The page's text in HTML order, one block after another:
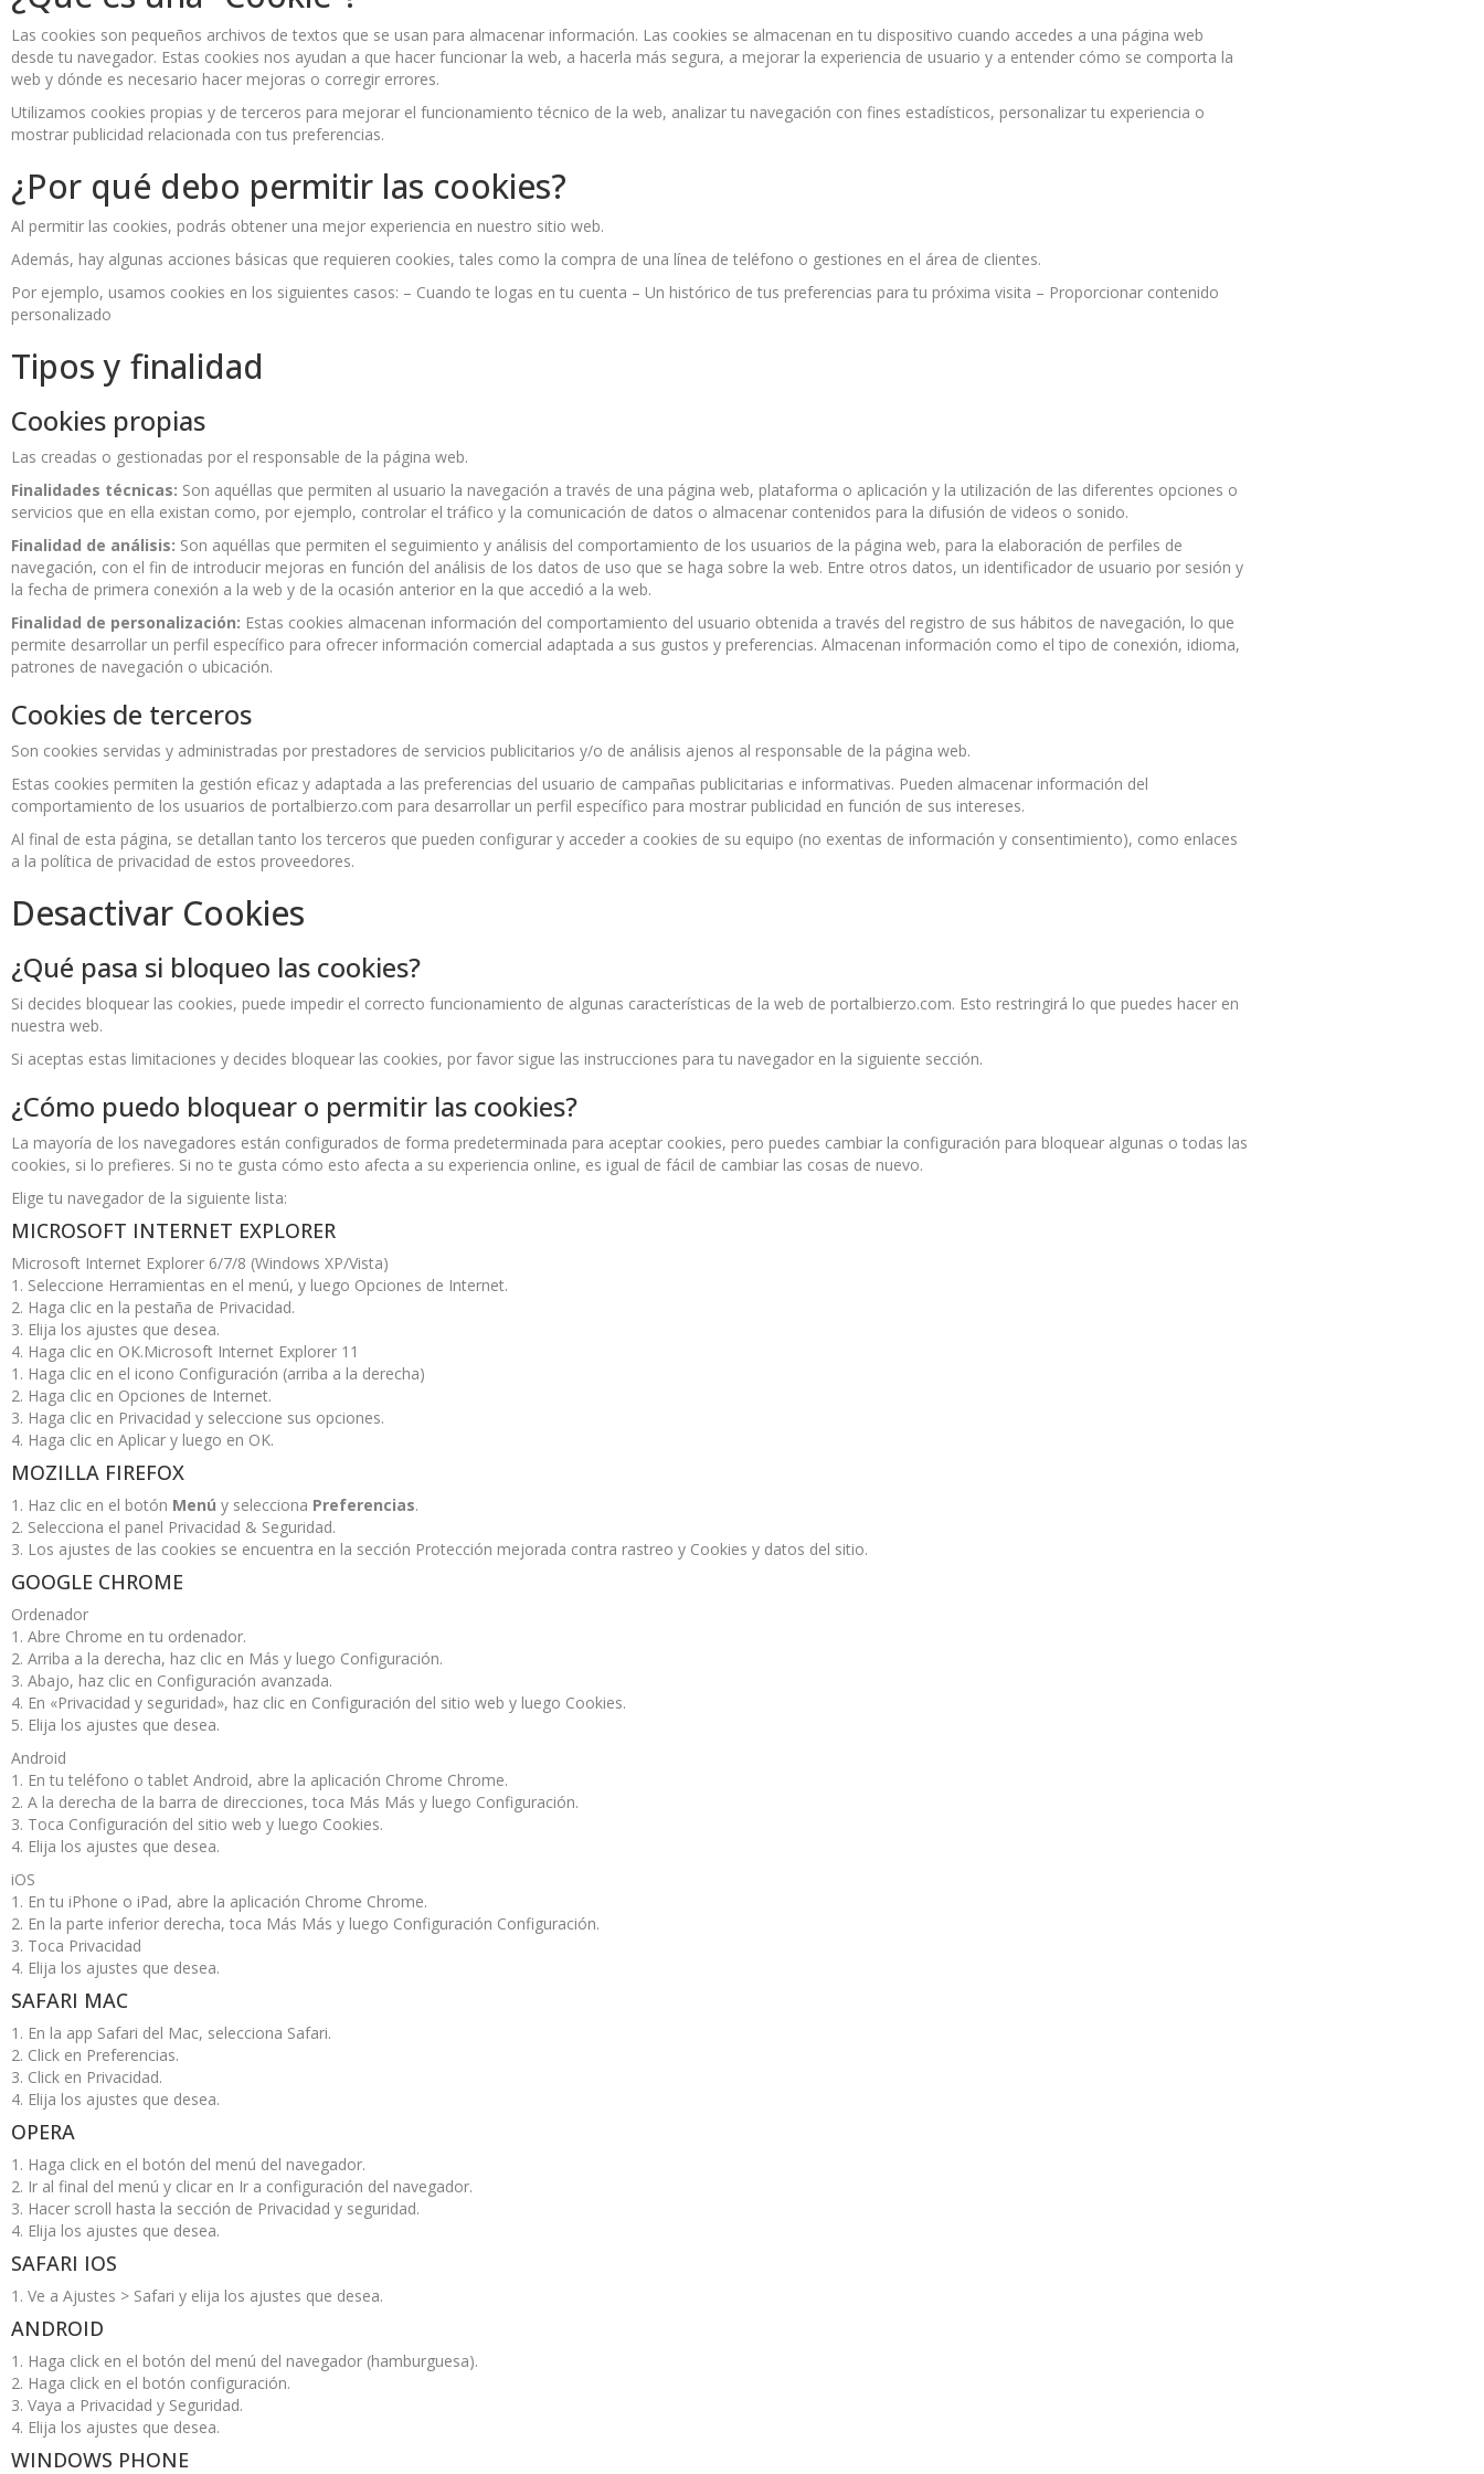
Las cookies son pequeños archivos de textos que se usan para almacenar información. Las cookies se almacenan en tu dispositivo cuando accedes a una página web
desde tu navegador. Estas cookies nos ayudan a que hacer funcionar la web, a hacerla más segura, a mejorar la experiencia de usuario y a entender cómo se comporta la
web y dónde es necesario hacer mejoras o corregir errores.
Utilizamos cookies propias y de terceros para mejorar el funcionamiento técnico de la web, analizar tu navegación con fines estadísticos, personalizar tu experiencia o
mostrar publicidad relacionada con tus preferencias.
¿Por qué debo permitir las cookies?
Al permitir las cookies, podrás obtener una mejor experiencia en nuestro sitio web.
Además, hay algunas acciones básicas que requieren cookies, tales como la compra de una línea de teléfono o gestiones en el área de clientes.
Por ejemplo, usamos cookies en los siguientes casos: – Cuando te logas en tu cuenta – Un histórico de tus preferencias para tu próxima visita – Proporcionar contenido
personalizado
Tipos y finalidad
Cookies propias
Las creadas o gestionadas por el responsable de la página web.
Finalidades técnicas: Son aquéllas que permiten al usuario la navegación a través de una página web, plataforma o aplicación y la utilización de las diferentes opciones o
servicios que en ella existan como, por ejemplo, controlar el tráfico y la comunicación de datos o almacenar contenidos para la difusión de videos o sonido.
Finalidad de análisis: Son aquéllas que permiten el seguimiento y análisis del comportamiento de los usuarios de la página web, para la elaboración de perfiles de
navegación, con el fin de introducir mejoras en función del análisis de los datos de uso que se haga sobre la web. Entre otros datos, un identificador de usuario por sesión y
la fecha de primera conexión a la web y de la ocasión anterior en la que accedió a la web.
Finalidad de personalización: Estas cookies almacenan información del comportamiento del usuario obtenida a través del registro de sus hábitos de navegación, lo que
permite desarrollar un perfil específico para ofrecer información comercial adaptada a sus gustos y preferencias. Almacenan información como el tipo de conexión, idioma,
patrones de navegación o ubicación.
Cookies de terceros
Son cookies servidas y administradas por prestadores de servicios publicitarios y/o de análisis ajenos al responsable de la página web.
Estas cookies permiten la gestión eficaz y adaptada a las preferencias del usuario de campañas publicitarias e informativas. Pueden almacenar información del
comportamiento de los usuarios de portalbierzo.com para desarrollar un perfil específico para mostrar publicidad en función de sus intereses.
Al final de esta página, se detallan tanto los terceros que pueden configurar y acceder a cookies de su equipo (no exentas de información y consentimiento), como enlaces
a la política de privacidad de estos proveedores.
Desactivar Cookies
¿Qué pasa si bloqueo las cookies?
Si decides bloquear las cookies, puede impedir el correcto funcionamiento de algunas características de la web de portalbierzo.com. Esto restringirá lo que puedes hacer en
nuestra web.
Si aceptas estas limitaciones y decides bloquear las cookies, por favor sigue las instrucciones para tu navegador en la siguiente sección.
¿Cómo puedo bloquear o permitir las cookies?
La mayoría de los navegadores están configurados de forma predeterminada para aceptar cookies, pero puedes cambiar la configuración para bloquear algunas o todas las
cookies, si lo prefieres. Si no te gusta cómo esto afecta a su experiencia online, es igual de fácil de cambiar las cosas de nuevo.
Elige tu navegador de la siguiente lista:
MICROSOFT INTERNET EXPLORER
Microsoft Internet Explorer 6/7/8 (Windows XP/Vista)
1. Seleccione Herramientas en el menú, y luego Opciones de Internet.
2. Haga clic en la pestaña de Privacidad.
3. Elija los ajustes que desea.
4. Haga clic en OK.Microsoft Internet Explorer 11
1. Haga clic en el icono Configuración (arriba a la derecha)
2. Haga clic en Opciones de Internet.
3. Haga clic en Privacidad y seleccione sus opciones.
4. Haga clic en Aplicar y luego en OK.
MOZILLA FIREFOX
1. Haz clic en el botón Menú y selecciona Preferencias.
2. Selecciona el panel Privacidad & Seguridad.
3. Los ajustes de las cookies se encuentra en la sección Protección mejorada contra rastreo y Cookies y datos del sitio.
GOOGLE CHROME
Ordenador
1. Abre Chrome en tu ordenador.
2. Arriba a la derecha, haz clic en Más y luego Configuración.
3. Abajo, haz clic en Configuración avanzada.
4. En «Privacidad y seguridad», haz clic en Configuración del sitio web y luego Cookies.
5. Elija los ajustes que desea.
Android
1. En tu teléfono o tablet Android, abre la aplicación Chrome Chrome.
2. A la derecha de la barra de direcciones, toca Más Más y luego Configuración.
3. Toca Configuración del sitio web y luego Cookies.
4. Elija los ajustes que desea.
iOS
1. En tu iPhone o iPad, abre la aplicación Chrome Chrome.
2. En la parte inferior derecha, toca Más Más y luego Configuración Configuración.
3. Toca Privacidad
4. Elija los ajustes que desea.
SAFARI MAC
1. En la app Safari del Mac, selecciona Safari.
2. Click en Preferencias.
3. Click en Privacidad.
4. Elija los ajustes que desea.
OPERA
1. Haga click en el botón del menú del navegador.
2. Ir al final del menú y clicar en Ir a configuración del navegador.
3. Hacer scroll hasta la sección de Privacidad y seguridad.
4. Elija los ajustes que desea.
SAFARI IOS
1. Ve a Ajustes > Safari y elija los ajustes que desea.
ANDROID
1. Haga click en el botón del menú del navegador (hamburguesa).
2. Haga click en el botón configuración.
3. Vaya a Privacidad y Seguridad.
4. Elija los ajustes que desea.
WINDOWS PHONE